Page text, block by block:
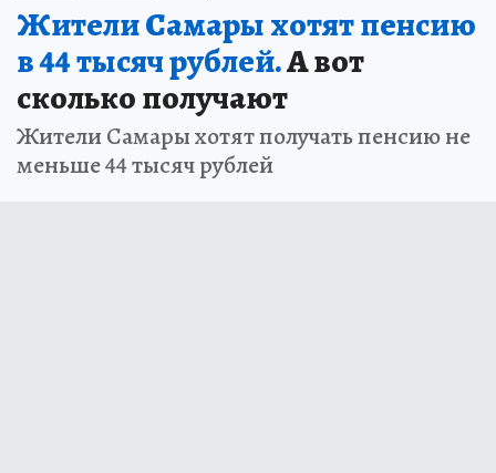
Жители Самары хотят пенсию
в 44 тысяч рублей.А вот
сколько получают
Жители Самары хотят получать пенсию не
меньше 44 тысяч рублей